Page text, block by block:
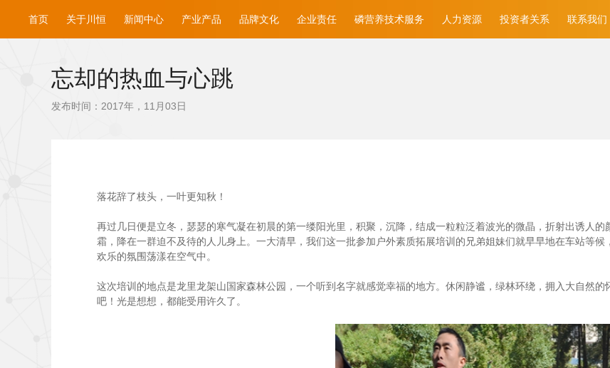
首页 关于川恒 新闻中心 产业产品 品牌文化 企业责任 磷营养技术服务 人力资源 投资者关系 联系我们
忘却的热血与心跳
发布时间：2017年，11月03日
落花辞了枝头，一叶更知秋！
再过几日便是立冬，瑟瑟的寒气凝在初晨的第一缕阳光里，积聚，沉降，结成一粒粒泛着波光的微晶，折射出诱人
霜，降在一群迫不及待的人儿身上。一大清早，我们这一批参加户外素质拓展培训的兄弟姐妹们就早早地在车站等候
欢乐的氛围荡漾在空气中。
这次培训的地点是龙里龙架山国家森林公园，一个听到名字就感觉幸福的地方。休闲静谧，绿林环绕，拥入大自然
吧！光是想想，都能受用许久了。